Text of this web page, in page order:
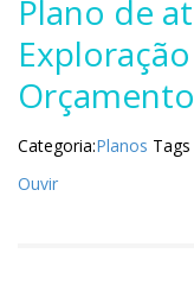
Plano de
Categoria:Planos Tags
Ouvir